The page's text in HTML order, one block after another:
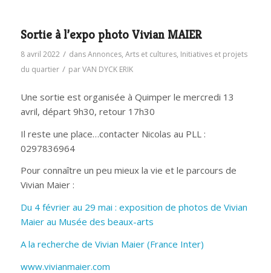
Sortie à l’expo photo Vivian MAIER
8 avril 2022 / dansAnnonces, Arts et cultures, Initiatives et projets
du quartier / parVAN DYCK ERIK
Une sortie est organisée à Quimper le mercredi 13
avril, départ 9h30, retour 17h30
Il reste une place…contacter Nicolas au PLL :
0297836964
Pour connaître un peu mieux la vie et le parcours de
Vivian Maier :
Du 4 février au 29 mai : exposition de photos de Vivian
Maier au Musée des beaux-arts
A la recherche de Vivian Maier (France Inter)
www.vivianmaier.com